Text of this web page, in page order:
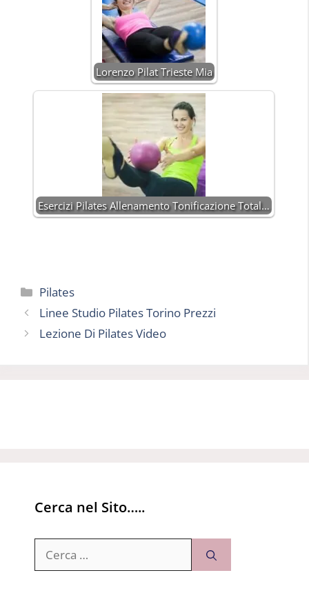
Lorenzo Pilat Trieste Mia
Esercizi Pilates Allenamento Tonificazione Total…
Categorie
Pilates
Linee Studio Pilates Torino Prezzi
Lezione Di Pilates Video
Cerca nel Sito…..
per: